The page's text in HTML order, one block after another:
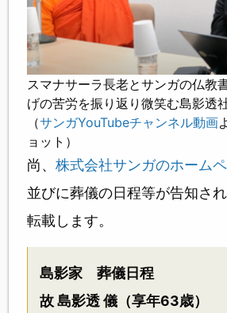
スマナサーラ長老とサンガの仏教
げの苦労を振り返り微笑む島影透社
（サンガYouTubeチャンネル動画
ョット）
尚、 株式会社サンガのホーム
並びに葬儀の日程等が告知さ
転載します。
島影家 葬儀日程
故 島影透 儀（享年63歳）